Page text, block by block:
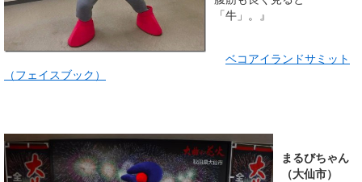
「牛」。』
ベコアイランドサミット
（フェイスブック）
まるびちゃん
（大仙市）